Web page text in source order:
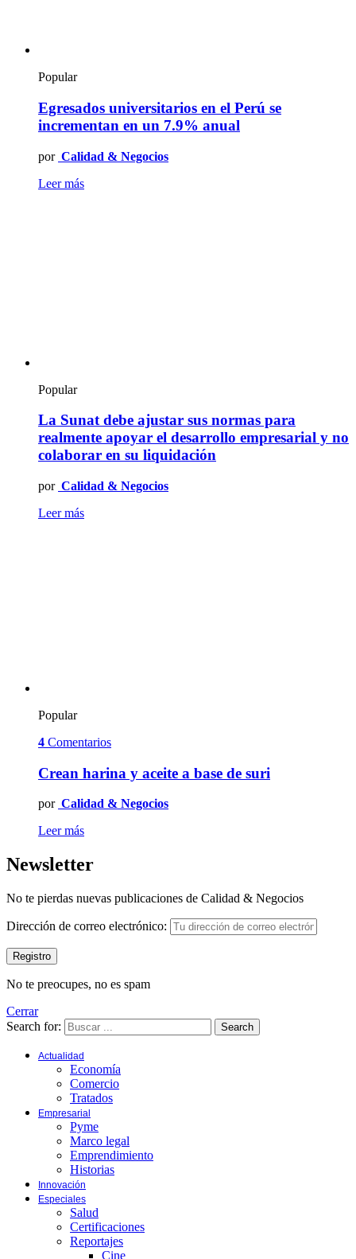
Popular
Egresados universitarios en el Perú se
incrementan en un 7.9% anual
por Calidad & Negocios
Leer más
Popular
La Sunat debe ajustar sus normas para
realmente apoyar el desarrollo empresarial y no
colaborar en su liquidación
por Calidad & Negocios
Leer más
Popular
4 Comentarios
Crean harina y aceite a base de suri
por Calidad & Negocios
Leer más
Newsletter
No te pierdas nuevas publicaciones de Calidad & Negocios
Dirección de correo electrónico:
No te preocupes, no es spam
Cerrar
Search for:
Search
Actualidad
Economía
Comercio
Tratados
Empresarial
Pyme
Marco legal
Emprendimiento
Historias
Innovación
Especiales
Salud
Certificaciones
Reportajes
Cine